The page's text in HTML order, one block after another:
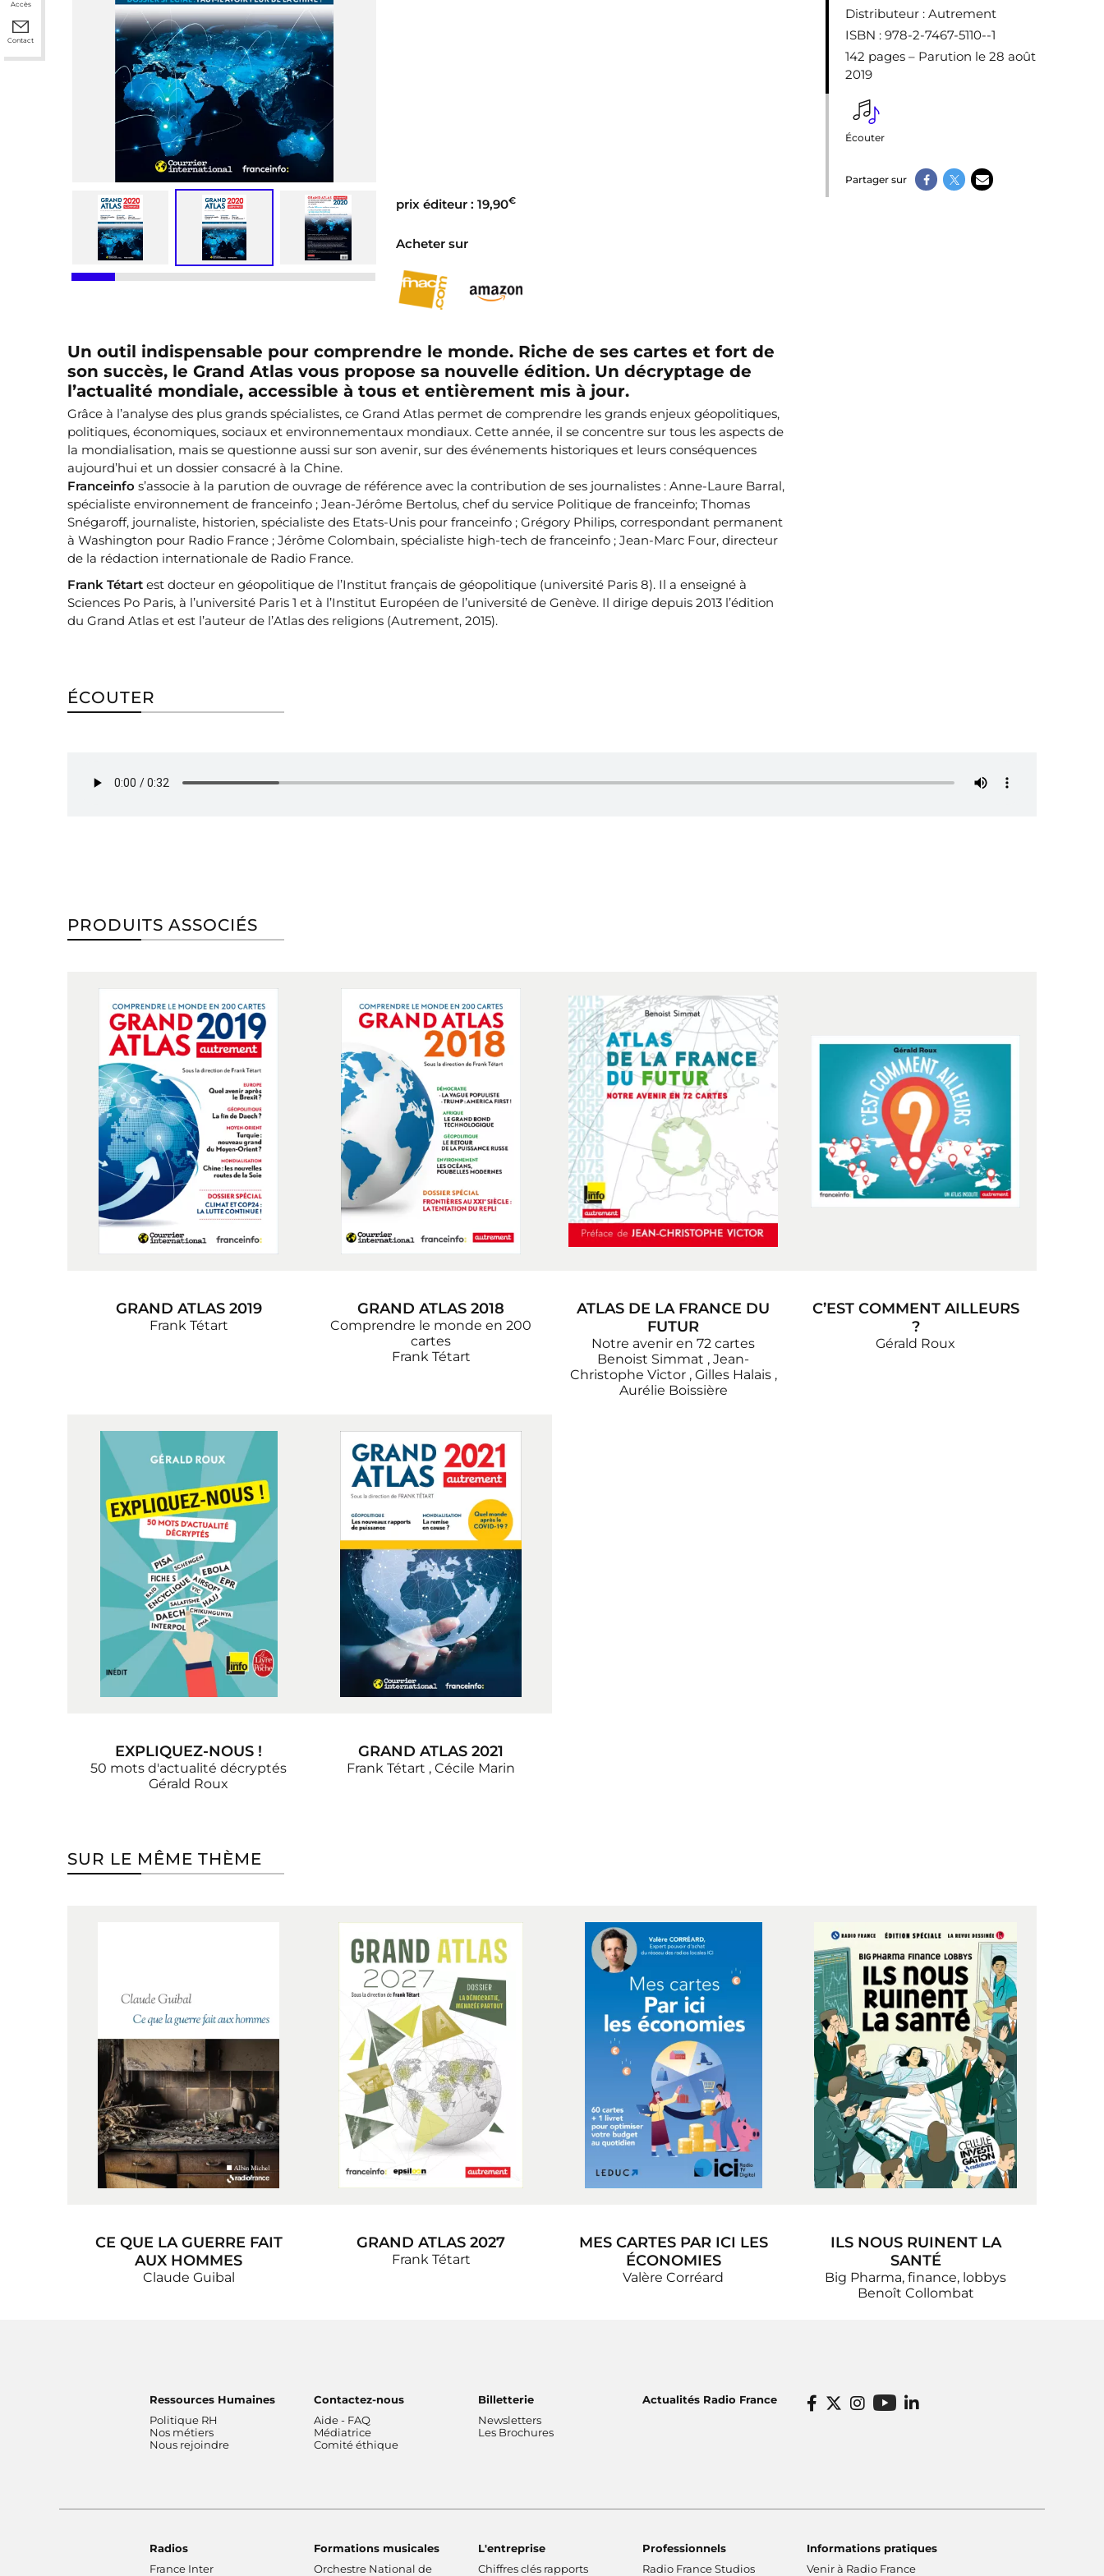
Accès
Contact
Distributeur : Autrement
ISBN : 978-2-7467-5110--1
142 pages – Parution le 28 août
2019
Écouter
Partager sur
prix éditeur : 19,90€
Acheter sur
Un outil indispensable pour comprendre le monde. Riche de ses cartes et fort de
son succès, le Grand Atlas vous propose sa nouvelle édition. Un décryptage de
l’actualité mondiale, accessible à tous et entièrement mis à jour.
Grâce à l’analyse des plus grands spécialistes, ce Grand Atlas permet de comprendre les grands enjeux géopolitiques,
politiques, économiques, sociaux et environnementaux mondiaux. Cette année, il se concentre sur tous les aspects de
la mondialisation, mais se questionne aussi sur son avenir, sur des événements historiques et leurs conséquences
aujourd’hui et un dossier consacré à la Chine.
Franceinfo s’associe à la parution de ouvrage de référence avec la contribution de ses journalistes : Anne-Laure Barral,
spécialiste environnement de franceinfo ; Jean-Jérôme Bertolus, chef du service Politique de franceinfo; Thomas
Snégaroff, journaliste, historien, spécialiste des Etats-Unis pour franceinfo ; Grégory Philips, correspondant permanent
à Washington pour Radio France ; Jérôme Colombain, spécialiste high-tech de franceinfo ; Jean-Marc Four, directeur
de la rédaction internationale de Radio France.
Frank Tétart est docteur en géopolitique de l’Institut français de géopolitique (université Paris 8). Il a enseigné à
Sciences Po Paris, à l’université Paris 1 et à l’Institut Européen de l’université de Genève. Il dirige depuis 2013 l’édition
du Grand Atlas et est l’auteur de l’Atlas des religions (Autrement, 2015).
ÉCOUTER
PRODUITS ASSOCIÉS
GRAND ATLAS 2019
Frank Tétart
GRAND ATLAS 2018
Comprendre le monde en 200
cartes
Frank Tétart
ATLAS DE LA FRANCE DU
FUTUR
Notre avenir en 72 cartes
Benoist Simmat , Jean-
Christophe Victor, Gilles Halais,
Aurélie Boissière
C’EST COMMENT AILLEURS
?
Gérald Roux
EXPLIQUEZ-NOUS !
50 mots d'actualité décryptés
Gérald Roux
GRAND ATLAS 2021
Frank Tétart , Cécile Marin
SUR LE MÊME THÈME
CE QUE LA GUERRE FAIT
AUX HOMMES
Claude Guibal
GRAND ATLAS 2027
Frank Tétart
MES CARTES PAR ICI LES
ÉCONOMIES
Valère Corréard
ILS NOUS RUINENT LA
SANTÉ
Big Pharma, finance, lobbys
Benoît Collombat
Ressources Humaines
Politique RH
Nos métiers
Nous rejoindre
Contactez-nous
Aide - FAQ
Médiatrice
Comité éthique
Billetterie
Newsletters
Les Brochures
Actualités Radio France
Radios
France Inter
Formations musicales
Orchestre National de
L'entreprise
Chiffres clés rapports
Professionnels
Radio France Studios
Informations pratiques
Venir à Radio France